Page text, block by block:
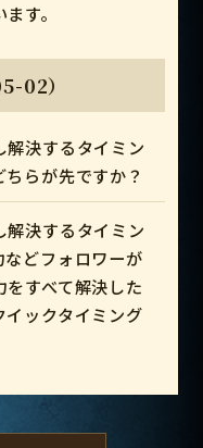
す。
02）
解決するタイミン
らが先ですか？
解決するタイミン
どフォロワーが
すべて解決した
ックタイミング